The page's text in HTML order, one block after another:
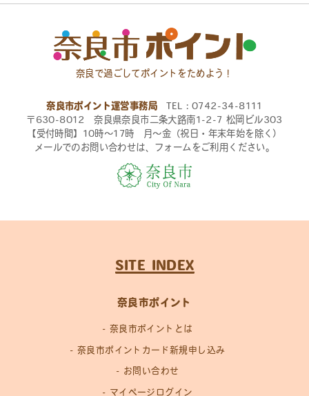
奈良で過ごしてポイントをためよう！
奈良市ポイント運営事務局 TEL：0742-34-8111
〒630-8012 奈良県奈良市二条大路南1-2-7 松岡ビル303
【受付時間】10時〜17時 月〜金（祝日・年末年始を除く）
メールでのお問い合わせは、フォームをご利用ください。
SITE INDEX
奈良市ポイント
奈良市ポイントとは
奈良市ポイントカード新規申し込み
お問い合わせ
マイページログイン